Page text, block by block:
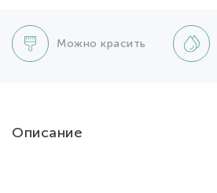
Можно красить
Описание